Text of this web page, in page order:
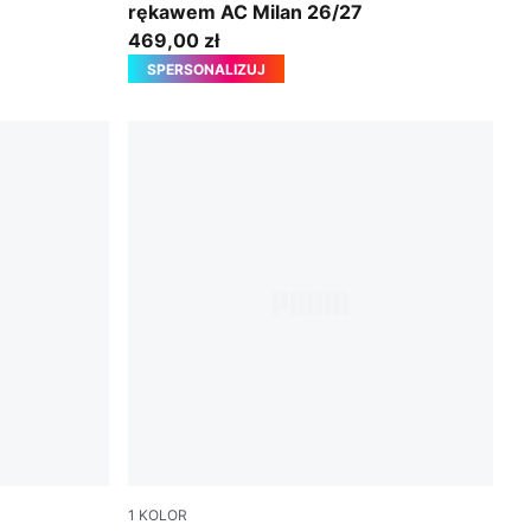
rękawem AC Milan 26/27
469,00 zł
SPERSONALIZUJ
1 KOLOR